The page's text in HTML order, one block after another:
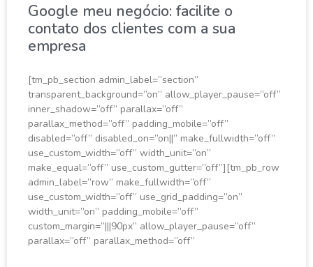
Google meu negócio: facilite o
contato dos clientes com a sua
empresa
[tm_pb_section admin_label=”section”
transparent_background=”on” allow_player_pause=”off”
inner_shadow=”off” parallax=”off”
parallax_method=”off” padding_mobile=”off”
disabled=”off” disabled_on=”on||” make_fullwidth=”off”
use_custom_width=”off” width_unit=”on”
make_equal=”off” use_custom_gutter=”off”][tm_pb_row
admin_label=”row” make_fullwidth=”off”
use_custom_width=”off” use_grid_padding=”on”
width_unit=”on” padding_mobile=”off”
custom_margin=”|||90px” allow_player_pause=”off”
parallax=”off” parallax_method=”off”